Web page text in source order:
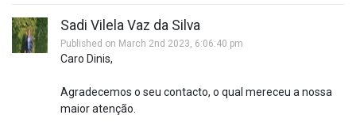
Sadi Vilela Vaz da Silva
Published on March 2nd 2023, 6:06:40 pm
Caro Dinis,
Agradecemos o seu contacto, o qual mereceu a nossa
maior atenção.